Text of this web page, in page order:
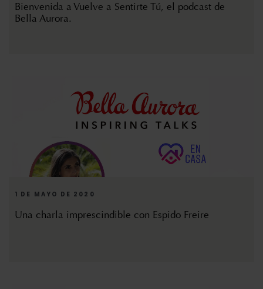
Bienvenida a Vuelve a Sentirte Tú, el podcast de
Bella Aurora.
1 DE MAYO DE 2020
Una charla imprescindible con Espido Freire